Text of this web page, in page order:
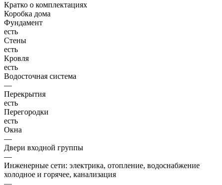
Кратко о комплектациях
Коробка дома
Фундамент
есть
Стены
есть
Кровля
есть
Водосточная система
—
Перекрытия
есть
Перегородки
есть
Окна
—
Двери входной группы
—
Инженерные сети: электрика, отопление, водоснабжение
холодное и горячее, канализация
—